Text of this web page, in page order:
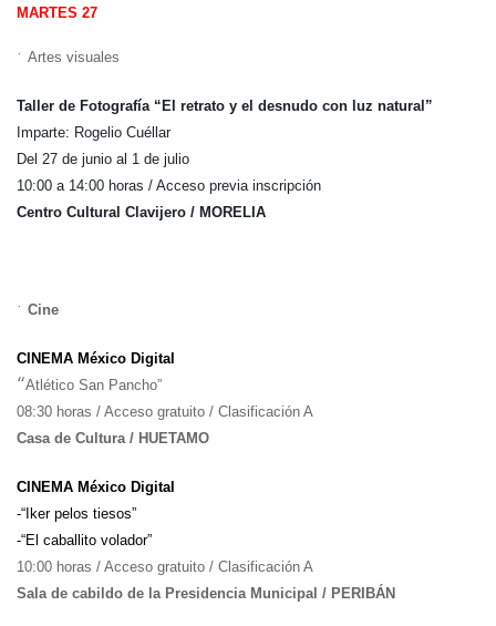
MARTES 27
• Artes visuales
Taller de Fotografía “El retrato y el desnudo con luz natural”
Imparte: Rogelio Cuéllar
Del 27 de junio al 1 de julio
10:00 a 14:00 horas / Acceso previa inscripción
Centro Cultural Clavijero / MORELIA
• Cine
CINEMA México Digital
“Atlético San Pancho”
08:30 horas / Acceso gratuito / Clasificación A
Casa de Cultura / HUETAMO
CINEMA México Digital
-“Iker pelos tiesos”
-“El caballito volador”
10:00 horas / Acceso gratuito / Clasificación A
Sala de cabildo de la Presidencia Municipal / PERIBÁN